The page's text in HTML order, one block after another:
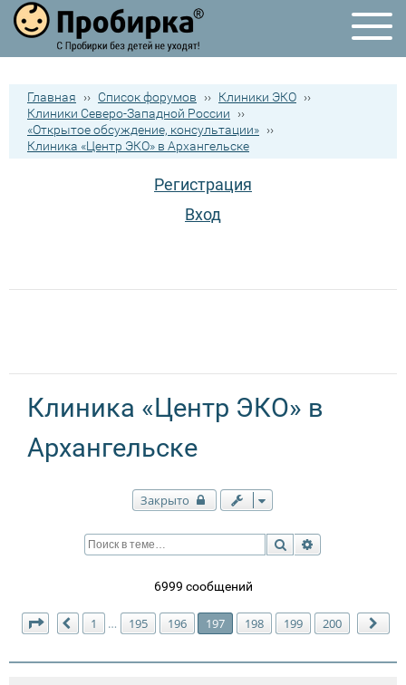
Главная ›› Список форумов ›› Клиники ЭКО ››
Клиники Северо-Западной России
››
«Открытое обсуждение, консультации» ››
Клиника «Центр ЭКО» в Архангельске
Регистрация
Вход
Клиника «Центр ЭКО» в
Архангельске
Закрыто
Поиск
6999 сообщений
Страница 197 из200
Пред.
1 … 195 196 197 198 199 200